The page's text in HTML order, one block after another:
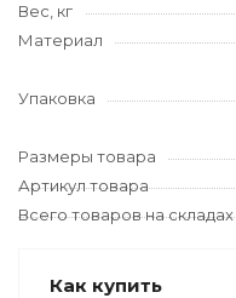
Вес, кг
Материал
Упаковка
Размеры товара
Артикул товара
Всего товаров на складах
Как купить